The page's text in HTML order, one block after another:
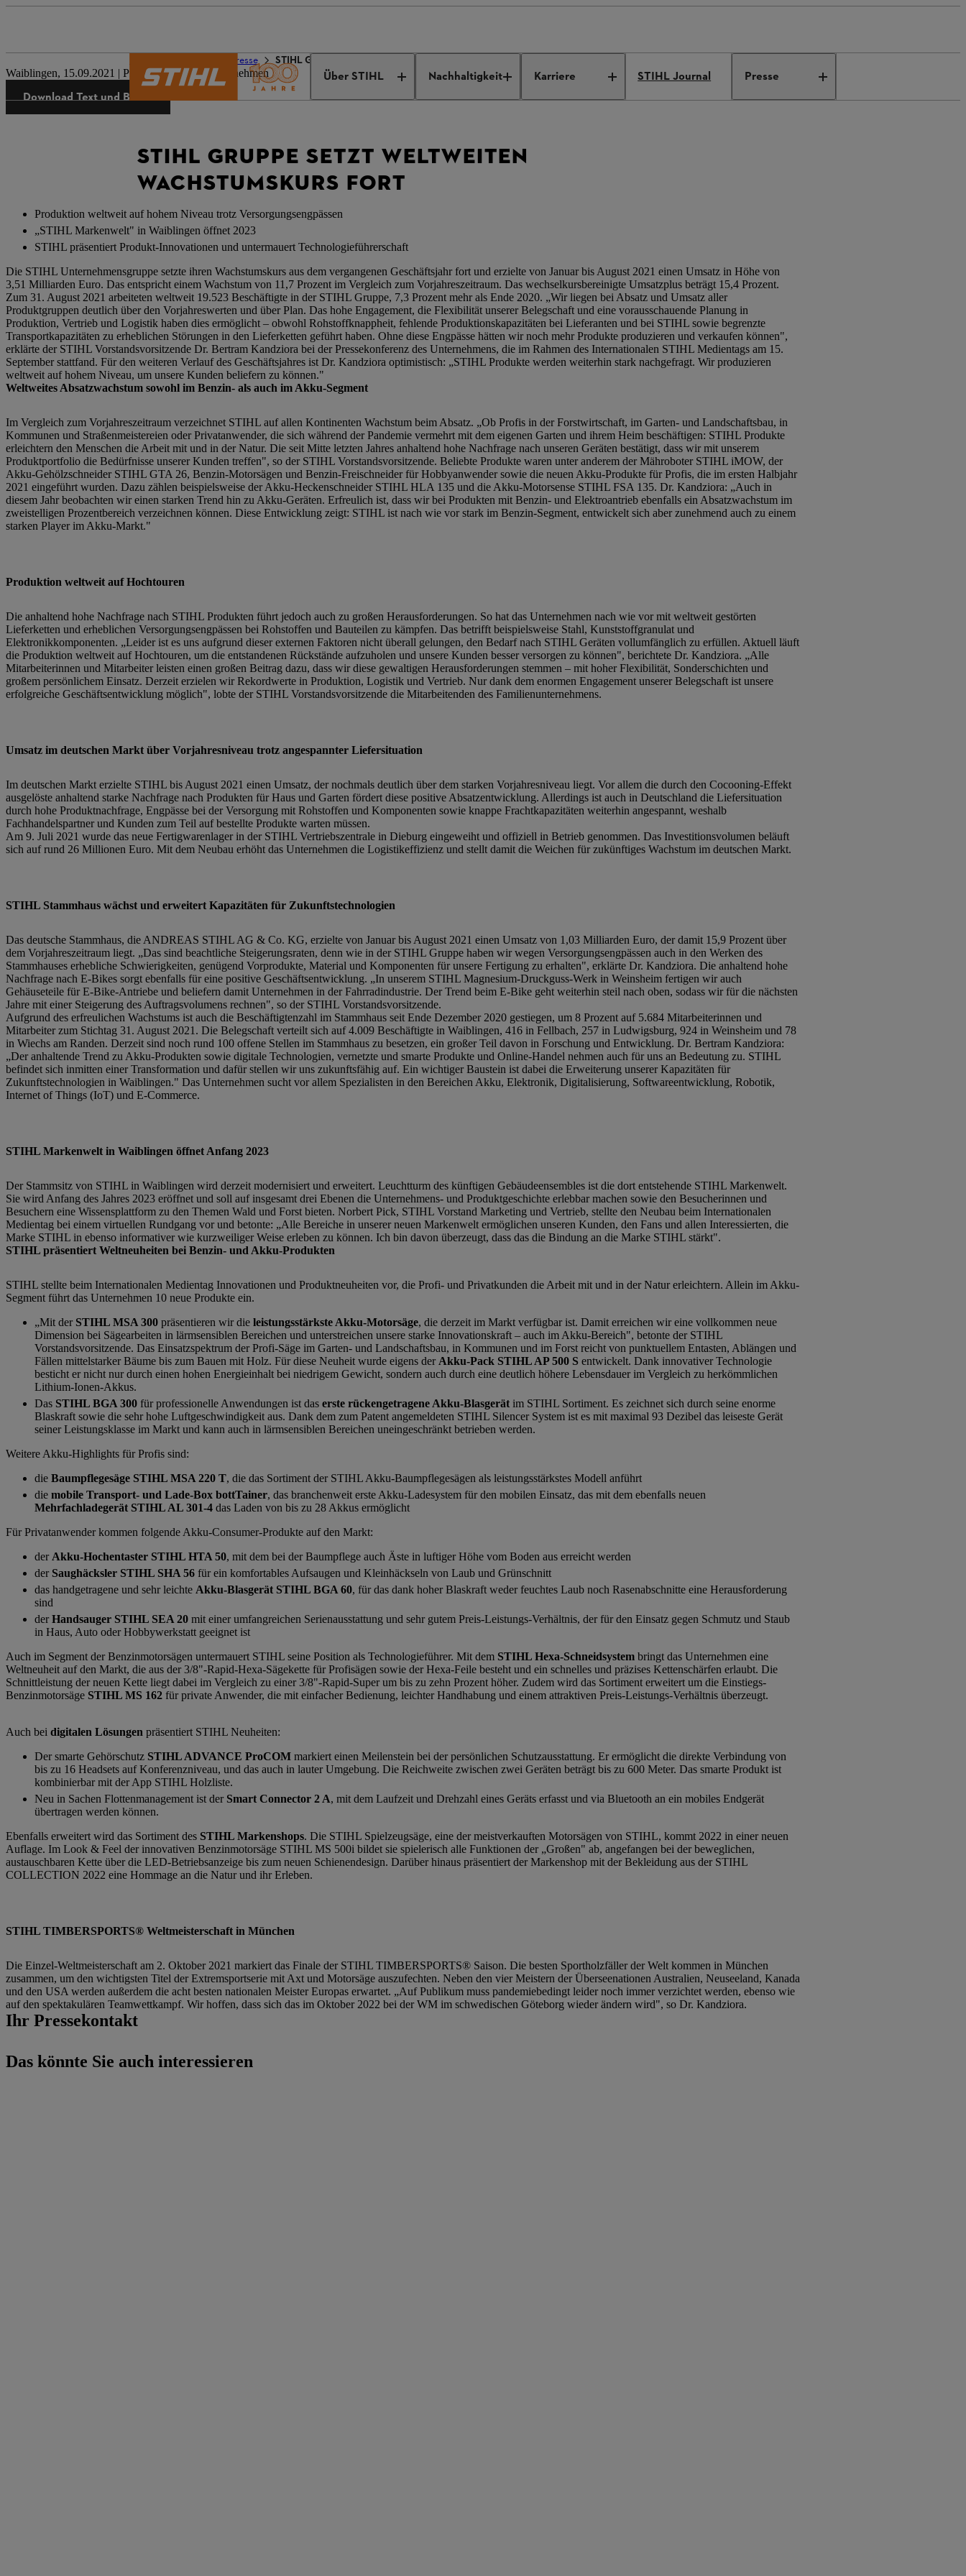
Über STIHL Nachhaltigkeit Karriere STIHL Journal Presse
Presse STIHL Gruppe setzt weltweiten Wachstumskurs fort
Waiblingen, 15.09.2021 | Presseinformation Unternehmen
Download Text und Bilder
STIHL GRUPPE SETZT WELTWEITEN
WACHSTUMSKURS FORT
Produktion weltweit auf hohem Niveau trotz Versorgungsengpässen
„STIHL Markenwelt" in Waiblingen öffnet 2023
STIHL präsentiert Produkt-Innovationen und untermauert Technologieführerschaft
Die STIHL Unternehmensgruppe setzte ihren Wachstumskurs aus dem vergangenen Geschäftsjahr fort und erzielte von Januar bis August 2021 einen Umsatz in Höhe von
3,51 Milliarden Euro. Das entspricht einem Wachstum von 11,7 Prozent im Vergleich zum Vorjahreszeitraum. Das wechselkursbereinigte Umsatzplus beträgt 15,4 Prozent.
Zum 31. August 2021 arbeiteten weltweit 19.523 Beschäftigte in der STIHL Gruppe, 7,3 Prozent mehr als Ende 2020. „Wir liegen bei Absatz und Umsatz aller
Produktgruppen deutlich über den Vorjahreswerten und über Plan. Das hohe Engagement, die Flexibilität unserer Belegschaft und eine vorausschauende Planung in
Produktion, Vertrieb und Logistik haben dies ermöglicht – obwohl Rohstoffknappheit, fehlende Produktionskapazitäten bei Lieferanten und bei STIHL sowie begrenzte
Transportkapazitäten zu erheblichen Störungen in den Lieferketten geführt haben. Ohne diese Engpässe hätten wir noch mehr Produkte produzieren und verkaufen können",
erklärte der STIHL Vorstandsvorsitzende Dr. Bertram Kandziora bei der Pressekonferenz des Unternehmens, die im Rahmen des Internationalen STIHL Medientags am 15.
September stattfand. Für den weiteren Verlauf des Geschäftsjahres ist Dr. Kandziora optimistisch: „STIHL Produkte werden weiterhin stark nachgefragt. Wir produzieren
weltweit auf hohem Niveau, um unsere Kunden beliefern zu können."
Weltweites Absatzwachstum sowohl im Benzin- als auch im Akku-Segment
Im Vergleich zum Vorjahreszeitraum verzeichnet STIHL auf allen Kontinenten Wachstum beim Absatz. „Ob Profis in der Forstwirtschaft, im Garten- und Landschaftsbau, in
Kommunen und Straßenmeistereien oder Privatanwender, die sich während der Pandemie vermehrt mit dem eigenen Garten und ihrem Heim beschäftigen: STIHL Produkte
erleichtern den Menschen die Arbeit mit und in der Natur. Die seit Mitte letzten Jahres anhaltend hohe Nachfrage nach unseren Geräten bestätigt, dass wir mit unserem
Produktportfolio die Bedürfnisse unserer Kunden treffen", so der STIHL Vorstandsvorsitzende. Beliebte Produkte waren unter anderem der Mähroboter STIHL iMOW, der
Akku-Gehölzschneider STIHL GTA 26, Benzin-Motorsägen und Benzin-Freischneider für Hobbyanwender sowie die neuen Akku-Produkte für Profis, die im ersten Halbjahr
2021 eingeführt wurden. Dazu zählen beispielsweise der Akku-Heckenschneider STIHL HLA 135 und die Akku-Motorsense STIHL FSA 135. Dr. Kandziora: „Auch in
diesem Jahr beobachten wir einen starken Trend hin zu Akku-Geräten. Erfreulich ist, dass wir bei Produkten mit Benzin- und Elektroantrieb ebenfalls ein Absatzwachstum im
zweistelligen Prozentbereich verzeichnen können. Diese Entwicklung zeigt: STIHL ist nach wie vor stark im Benzin-Segment, entwickelt sich aber zunehmend auch zu einem
starken Player im Akku-Markt."
Produktion weltweit auf Hochtouren
Die anhaltend hohe Nachfrage nach STIHL Produkten führt jedoch auch zu großen Herausforderungen. So hat das Unternehmen nach wie vor mit weltweit gestörten
Lieferketten und erheblichen Versorgungsengpässen bei Rohstoffen und Bauteilen zu kämpfen. Das betrifft beispielsweise Stahl, Kunststoffgranulat und
Elektronikkomponenten. „Leider ist es uns aufgrund dieser externen Faktoren nicht überall gelungen, den Bedarf nach STIHL Geräten vollumfänglich zu erfüllen. Aktuell läuft
die Produktion weltweit auf Hochtouren, um die entstandenen Rückstände aufzuholen und unsere Kunden besser versorgen zu können", berichtete Dr. Kandziora. „Alle
Mitarbeiterinnen und Mitarbeiter leisten einen großen Beitrag dazu, dass wir diese gewaltigen Herausforderungen stemmen – mit hoher Flexibilität, Sonderschichten und
großem persönlichem Einsatz. Derzeit erzielen wir Rekordwerte in Produktion, Logistik und Vertrieb. Nur dank dem enormen Engagement unserer Belegschaft ist unsere
erfolgreiche Geschäftsentwicklung möglich", lobte der STIHL Vorstandsvorsitzende die Mitarbeitenden des Familienunternehmens.
Umsatz im deutschen Markt über Vorjahresniveau trotz angespannter Liefersituation
Im deutschen Markt erzielte STIHL bis August 2021 einen Umsatz, der nochmals deutlich über dem starken Vorjahresniveau liegt. Vor allem die durch den Cocooning-Effekt
ausgelöste anhaltend starke Nachfrage nach Produkten für Haus und Garten fördert diese positive Absatzentwicklung. Allerdings ist auch in Deutschland die Liefersituation
durch hohe Produktnachfrage, Engpässe bei der Versorgung mit Rohstoffen und Komponenten sowie knappe Frachtkapazitäten weiterhin angespannt, weshalb
Fachhandelspartner und Kunden zum Teil auf bestellte Produkte warten müssen.
Am 9. Juli 2021 wurde das neue Fertigwarenlager in der STIHL Vertriebszentrale in Dieburg eingeweiht und offiziell in Betrieb genommen. Das Investitionsvolumen beläuft
sich auf rund 26 Millionen Euro. Mit dem Neubau erhöht das Unternehmen die Logistikeffizienz und stellt damit die Weichen für zukünftiges Wachstum im deutschen Markt.
STIHL Stammhaus wächst und erweitert Kapazitäten für Zukunftstechnologien
Das deutsche Stammhaus, die ANDREAS STIHL AG & Co. KG, erzielte von Januar bis August 2021 einen Umsatz von 1,03 Milliarden Euro, der damit 15,9 Prozent über
dem Vorjahreszeitraum liegt. „Das sind beachtliche Steigerungsraten, denn wie in der STIHL Gruppe haben wir wegen Versorgungsengpässen auch in den Werken des
Stammhauses erhebliche Schwierigkeiten, genügend Vorprodukte, Material und Komponenten für unsere Fertigung zu erhalten", erklärte Dr. Kandziora. Die anhaltend hohe
Nachfrage nach E-Bikes sorgt ebenfalls für eine positive Geschäftsentwicklung. „In unserem STIHL Magnesium-Druckguss-Werk in Weinsheim fertigen wir auch
Gehäuseteile für E-Bike-Antriebe und beliefern damit Unternehmen in der Fahrradindustrie. Der Trend beim E-Bike geht weiterhin steil nach oben, sodass wir für die nächsten
Jahre mit einer Steigerung des Auftragsvolumens rechnen", so der STIHL Vorstandsvorsitzende.
Aufgrund des erfreulichen Wachstums ist auch die Beschäftigtenzahl im Stammhaus seit Ende Dezember 2020 gestiegen, um 8 Prozent auf 5.684 Mitarbeiterinnen und
Mitarbeiter zum Stichtag 31. August 2021. Die Belegschaft verteilt sich auf 4.009 Beschäftigte in Waiblingen, 416 in Fellbach, 257 in Ludwigsburg, 924 in Weinsheim und 78
in Wiechs am Randen. Derzeit sind noch rund 100 offene Stellen im Stammhaus zu besetzen, ein großer Teil davon in Forschung und Entwicklung. Dr. Bertram Kandziora:
„Der anhaltende Trend zu Akku-Produkten sowie digitale Technologien, vernetzte und smarte Produkte und Online-Handel nehmen auch für uns an Bedeutung zu. STIHL
befindet sich inmitten einer Transformation und dafür stellen wir uns zukunftsfähig auf. Ein wichtiger Baustein ist dabei die Erweiterung unserer Kapazitäten für
Zukunftstechnologien in Waiblingen." Das Unternehmen sucht vor allem Spezialisten in den Bereichen Akku, Elektronik, Digitalisierung, Softwareentwicklung, Robotik,
Internet of Things (IoT) und E-Commerce.
STIHL Markenwelt in Waiblingen öffnet Anfang 2023
Der Stammsitz von STIHL in Waiblingen wird derzeit modernisiert und erweitert. Leuchtturm des künftigen Gebäudeensembles ist die dort entstehende STIHL Markenwelt.
Sie wird Anfang des Jahres 2023 eröffnet und soll auf insgesamt drei Ebenen die Unternehmens- und Produktgeschichte erlebbar machen sowie den Besucherinnen und
Besuchern eine Wissensplattform zu den Themen Wald und Forst bieten. Norbert Pick, STIHL Vorstand Marketing und Vertrieb, stellte den Neubau beim Internationalen
Medientag bei einem virtuellen Rundgang vor und betonte: „Alle Bereiche in unserer neuen Markenwelt ermöglichen unseren Kunden, den Fans und allen Interessierten, die
Marke STIHL in ebenso informativer wie kurzweiliger Weise erleben zu können. Ich bin davon überzeugt, dass das die Bindung an die Marke STIHL stärkt".
STIHL präsentiert Weltneuheiten bei Benzin- und Akku-Produkten
STIHL stellte beim Internationalen Medientag Innovationen und Produktneuheiten vor, die Profi- und Privatkunden die Arbeit mit und in der Natur erleichtern. Allein im Akku-
Segment führt das Unternehmen 10 neue Produkte ein.
„Mit der STIHL MSA 300 präsentieren wir die leistungsstärkste Akku-Motorsäge, die derzeit im Markt verfügbar ist. Damit erreichen wir eine vollkommen neue
Dimension bei Sägearbeiten in lärmsensiblen Bereichen und unterstreichen unsere starke Innovationskraft – auch im Akku-Bereich", betonte der STIHL
Vorstandsvorsitzende. Das Einsatzspektrum der Profi-Säge im Garten- und Landschaftsbau, in Kommunen und im Forst reicht von punktuellem Entasten, Ablängen und
Fällen mittelstarker Bäume bis zum Bauen mit Holz. Für diese Neuheit wurde eigens der Akku-Pack STIHL AP 500 S entwickelt. Dank innovativer Technologie
besticht er nicht nur durch einen hohen Energieinhalt bei niedrigem Gewicht, sondern auch durch eine deutlich höhere Lebensdauer im Vergleich zu herkömmlichen
Lithium-Ionen-Akkus.
Das STIHL BGA 300 für professionelle Anwendungen ist das erste rückengetragene Akku-Blasgerät im STIHL Sortiment. Es zeichnet sich durch seine enorme
Blaskraft sowie die sehr hohe Luftgeschwindigkeit aus. Dank dem zum Patent angemeldeten STIHL Silencer System ist es mit maximal 93 Dezibel das leiseste Gerät
seiner Leistungsklasse im Markt und kann auch in lärmsensiblen Bereichen uneingeschränkt betrieben werden.
Weitere Akku-Highlights für Profis sind:
die Baumpflegesäge STIHL MSA 220 T, die das Sortiment der STIHL Akku-Baumpflegesägen als leistungsstärkstes Modell anführt
die mobile Transport- und Lade-Box bottTainer, das branchenweit erste Akku-Ladesystem für den mobilen Einsatz, das mit dem ebenfalls neuen
Mehrfachladegerät STIHL AL 301-4 das Laden von bis zu 28 Akkus ermöglicht
Für Privatanwender kommen folgende Akku-Consumer-Produkte auf den Markt:
der Akku-Hochentaster STIHL HTA 50, mit dem bei der Baumpflege auch Äste in luftiger Höhe vom Boden aus erreicht werden
der Saughäcksler STIHL SHA 56 für ein komfortables Aufsaugen und Kleinhäckseln von Laub und Grünschnitt
das handgetragene und sehr leichte Akku-Blasgerät STIHL BGA 60, für das dank hoher Blaskraft weder feuchtes Laub noch Rasenabschnitte eine Herausforderung
sind
derHandsauger STIHL SEA 20 mit einer umfangreichen Serienausstattung und sehr gutem Preis-Leistungs-Verhältnis, der für den Einsatz gegen Schmutz und Staub
in Haus, Auto oder Hobbywerkstatt geeignet ist
Auch im Segment der Benzinmotorsägen untermauert STIHL seine Position als Technologieführer. Mit dem STIHL Hexa-Schneidsystem bringt das Unternehmen eine
Weltneuheit auf den Markt, die aus der 3/8"-Rapid-Hexa-Sägekette für Profisägen sowie der Hexa-Feile besteht und ein schnelles und präzises Kettenschärfen erlaubt. Die
Schnittleistung der neuen Kette liegt dabei im Vergleich zu einer 3/8"-Rapid-Super um bis zu zehn Prozent höher. Zudem wird das Sortiment erweitert um die Einstiegs-
Benzinmotorsäge STIHL MS 162 für private Anwender, die mit einfacher Bedienung, leichter Handhabung und einem attraktiven Preis-Leistungs-Verhältnis überzeugt.
Auch bei digitalen Lösungen präsentiert STIHL Neuheiten:
Der smarte Gehörschutz STIHL ADVANCE ProCOM markiert einen Meilenstein bei der persönlichen Schutzausstattung. Er ermöglicht die direkte Verbindung von
bis zu 16 Headsets auf Konferenzniveau, und das auch in lauter Umgebung. Die Reichweite zwischen zwei Geräten beträgt bis zu 600 Meter. Das smarte Produkt ist
kombinierbar mit der App STIHL Holzliste.
Neu in Sachen Flottenmanagement ist der Smart Connector 2 A, mit dem Laufzeit und Drehzahl eines Geräts erfasst und via Bluetooth an ein mobiles Endgerät
übertragen werden können.
Ebenfalls erweitert wird das Sortiment des STIHL Markenshops. Die STIHL Spielzeugsäge, eine der meistverkauften Motorsägen von STIHL, kommt 2022 in einer neuen
Auflage. Im Look & Feel der innovativen Benzinmotorsäge STIHL MS 500i bildet sie spielerisch alle Funktionen der „Großen" ab, angefangen bei der beweglichen,
austauschbaren Kette über die LED-Betriebsanzeige bis zum neuen Schienendesign. Darüber hinaus präsentiert der Markenshop mit der Bekleidung aus der STIHL
COLLECTION 2022 eine Hommage an die Natur und ihr Erleben.
STIHL TIMBERSPORTS® Weltmeisterschaft in München
Die Einzel-Weltmeisterschaft am 2. Oktober 2021 markiert das Finale der STIHL TIMBERSPORTS® Saison. Die besten Sportholzfäller der Welt kommen in München
zusammen, um den wichtigsten Titel der Extremsportserie mit Axt und Motorsäge auszufechten. Neben den vier Meistern der Überseenationen Australien, Neuseeland, Kanada
und den USA werden außerdem die acht besten nationalen Meister Europas erwartet. „Auf Publikum muss pandemiebedingt leider noch immer verzichtet werden, ebenso wie
auf den spektakulären Teamwettkampf. Wir hoffen, dass sich das im Oktober 2022 bei der WM im schwedischen Göteborg wieder ändern wird", so Dr. Kandziora.
Ihr Pressekontakt
Das könnte Sie auch interessieren